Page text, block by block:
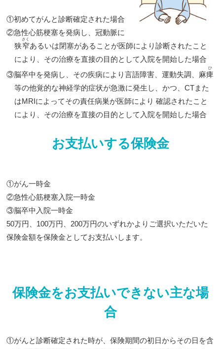
①初めてがんと診断確定された場合
②急性心筋梗塞を発病し、冠動脈に
狭窄
さく
あるいは閉塞があることが医師により診断されたこと
により、その治療を直接の目的として入院を開始した場合
③脳卒中を発病し、その疾病により言語障害、運動失調、麻痺
ひ
等の他覚的な神経学的症状が急激に発生し、かつ、CTまた
はMRIによってその責任病巣が医師により 確認されたこと
により、その治療を直接の目的として入院を開始した場合
お支払いする保険金
①がん一時金
②急性心筋梗塞入院一時金
③脳卒中入院一時金
50万円、100万円、200万円のいずれかよりご選択いただいた
保険金額を保険金としてお支払いします。
保険金をお支払いできない主な場
合
①がんと診断確定された時が、保険期間の初日からその日を含